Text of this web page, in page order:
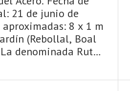
21 de junio de
8 x 1 m
(Rebollal, Boal
denominada Ruta